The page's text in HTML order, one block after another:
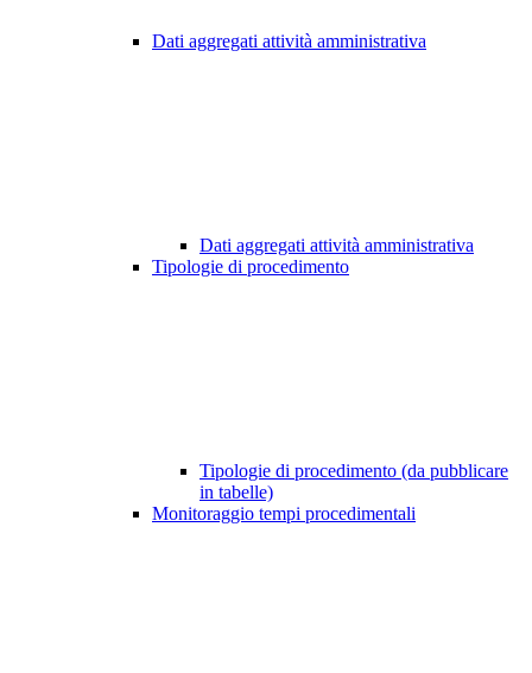
Dati aggregati attività amministrativa
Dati aggregati attività amministrativa
Tipologie di procedimento
Tipologie di procedimento (da pubblicare
in tabelle)
Monitoraggio tempi procedimentali